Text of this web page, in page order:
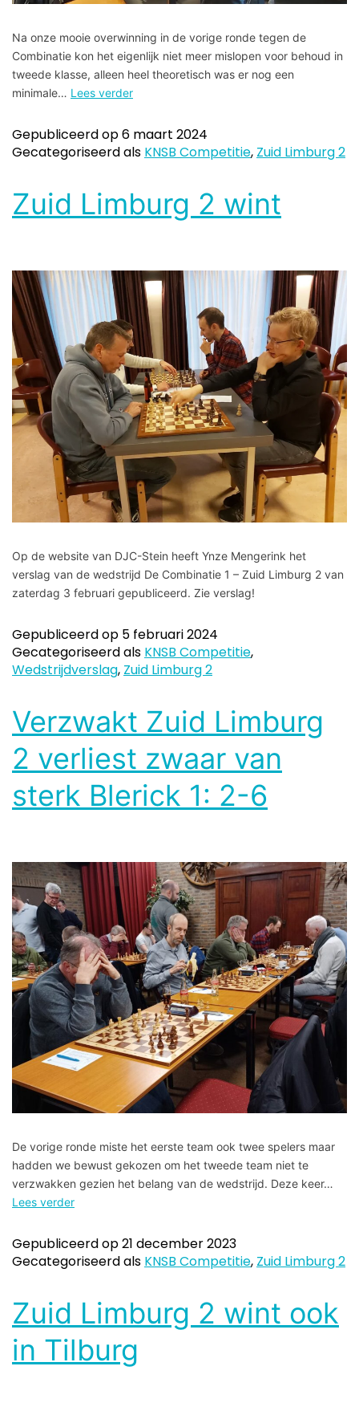
Na onze mooie overwinning in de vorige ronde tegen de
Combinatie kon het eigenlijk niet meer mislopen voor behoud in
tweede klasse, alleen heel theoretisch was er nog een
minimale… Lees verder
Gepubliceerd op6 maart 2024
Gecategoriseerd als KNSB Competitie, Zuid Limburg 2
Zuid Limburg 2 wint
Op de website van DJC-Stein heeft Ynze Mengerink het
verslag van de wedstrijd De Combinatie 1 – Zuid Limburg 2 van
zaterdag 3 februari gepubliceerd. Zie verslag!
Gepubliceerd op 5 februari 2024
Gecategoriseerd als KNSB Competitie,
Wedstrijdverslag, Zuid Limburg 2
Verzwakt Zuid Limburg
2 verliest zwaar van
sterk Blerick 1: 2-6
De vorige ronde miste het eerste team ook twee spelers maar
hadden we bewust gekozen om het tweede team niet te
verzwakken gezien het belang van de wedstrijd. Deze keer…
Lees verder
Gepubliceerd op21 december 2023
Gecategoriseerd als KNSB Competitie, Zuid Limburg 2
Zuid Limburg 2 wint ook
in Tilburg